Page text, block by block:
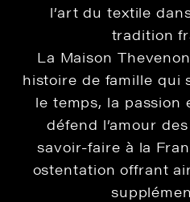
l’art du textile
tradition
La Maison
histoire de famille qui
le temps, la passion
défend l’amour
savoir-faire à la
ostentation offrant